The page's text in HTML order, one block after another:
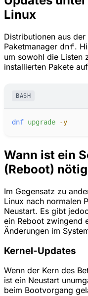
Linux
Distributionen aus
Paketmanager dnf.
um sowohl die Listen
installierten Pakete
BASH
dnf upgrade -y
Wann ist ein
(Reboot)
Im Gegensatz zu
Linux nach normalen
Neustart. Es gibt
ein Reboot zwingend
Änderungen im
Kernel-Updates
Wenn der Kern des
ist ein Neustart
beim Bootvorgang